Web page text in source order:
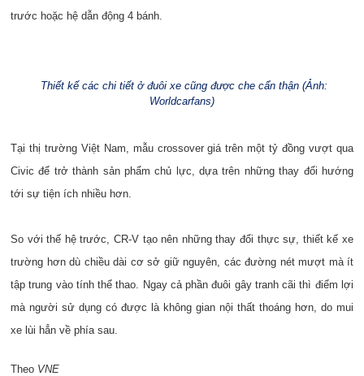
trước hoặc hệ dẫn động 4 bánh.
Thiết kế các chi tiết ở đuôi xe cũng được che cẩn thận (Ảnh:
Worldcarfans)
Tại thị trường Việt Nam, mẫu crossover giá trên một tỷ đồng vượt qua
Civic để trở thành sản phẩm chủ lực, dựa trên những thay đổi hướng
tới sự tiện ích nhiều hơn.
So với thế hệ trước, CR-V tạo nên những thay đổi thực sự, thiết kế xe
trường hơn dù chiều dài cơ sở giữ nguyên, các đường nét mượt mà ít
tập trung vào tính thể thao. Ngay cả phần đuôi gây tranh cãi thì điểm lợi
mà người sử dụng có được là không gian nội thất thoáng hơn, do mui
xe lùi hẳn về phía sau.
Theo VNE